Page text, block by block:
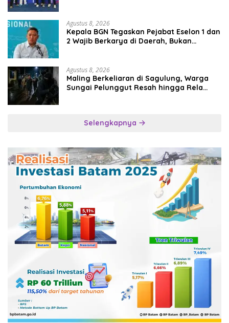
Agustus 8, 2026
Kepala BGN Tegaskan Pejabat Eselon 1 dan
2 Wajib Berkarya di Daerah, Bukan
Agustus 8, 2026
Maling Berkeliaran di Sagulung, Warga
Sungai Pelunggut Resah hingga Rela
Selengkapnya